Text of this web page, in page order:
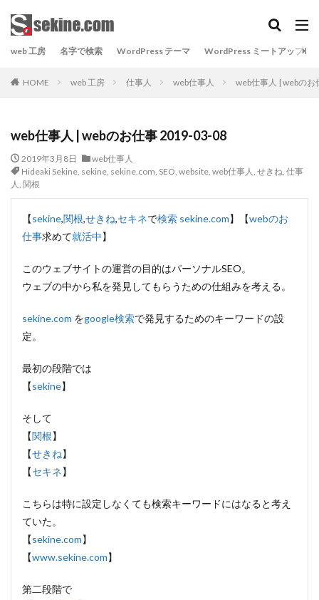
web 工房 名字で検索 WordPress テーマ WordPress ミートアップ
HOME web 工房 仕事人 web仕事人 web仕事人 | webの
web仕事人 | webのお仕事 2019-03-08
2019年3月8日
web仕事人
Hideaki Sekine, sekine, sekine.com, SEO, website, web仕事人, せきね, 仕事
人, 関根
【sekine,関根,せきね,セキネで検索 sekine.com】【webのお
仕事求めて就活中】
このウェブサイトの運営の目的はパーソナルSEO。
ウェブの中から私を発見してもらうための仕組みを考える。
sekine.com をgoogle検索で発見するためのキーワードの設
定。
最初の段階では
【sekine】
そして
【関根】
【せきね】
【セキネ】
こちらは特に設定しなくても検索キーワードにはなると考え
ていた。
【sekine.com】
【www.sekine.com】
第二段階で